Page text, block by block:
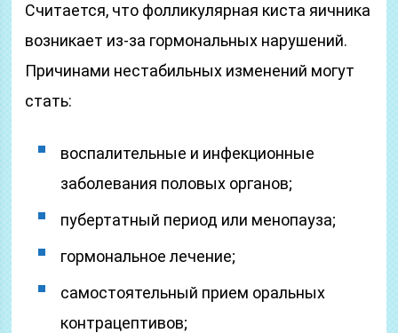
Считается, что фолликулярная киста яичника
возникает из-за гормональных нарушений.
Причинами нестабильных изменений могут
стать:
воспалительные и инфекционные
заболевания половых органов;
пубертатный период или менопауза;
гормональное лечение;
самостоятельный прием оральных
контрацептивов;